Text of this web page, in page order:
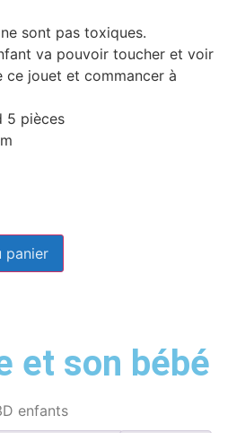
sont pas toxiques.
va pouvoir toucher et voir
ce jouet et commancer à
5 pièces
panier
et son bébé
enfants